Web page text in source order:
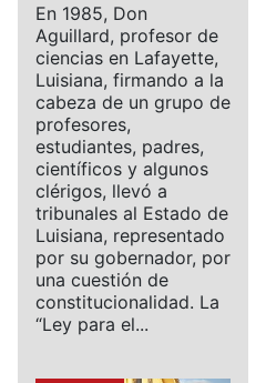
En 1985, Don
Aguillard, profesor de
ciencias en Lafayette,
Luisiana, firmando a la
cabeza de un grupo de
profesores,
estudiantes, padres,
científicos y algunos
clérigos, llevó a
tribunales al Estado de
Luisiana, representado
por su gobernador, por
una cuestión de
constitucionalidad. La
“Ley para el...